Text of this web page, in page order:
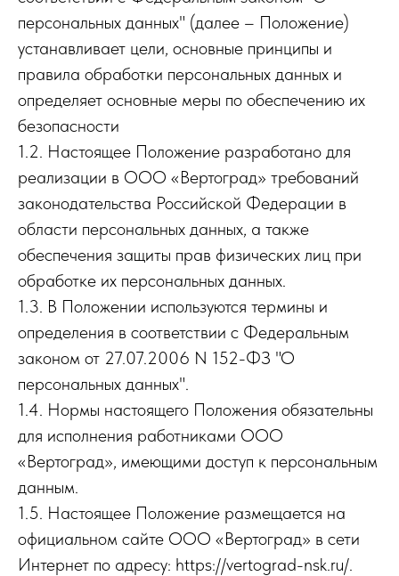
персональных данных" (далее – Положение)
устанавливает цели, основные принципы и
правила обработки персональных данных и
определяет основные меры по обеспечению их
безопасности
1.2. Настоящее Положение разработано для
реализации в ООО «Вертоград» требований
законодательства Российской Федерации в
области персональных данных, а также
обеспечения защиты прав физических лиц при
обработке их персональных данных.
1.3. В Положении используются термины и
определения в соответствии с Федеральным
законом от 27.07.2006 N 152-ФЗ "О
персональных данных".
1.4. Нормы настоящего Положения обязательны
для исполнения работниками ООО
«Вертоград», имеющими доступ к персональным
данным.
1.5. Настоящее Положение размещается на
официальном сайте ООО «Вертоград» в сети
Интернет по адресу: https://vertograd-nsk.ru/.